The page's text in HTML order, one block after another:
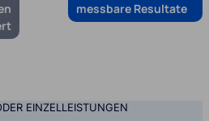
messbare Resultate
EINZELLEISTUNGEN